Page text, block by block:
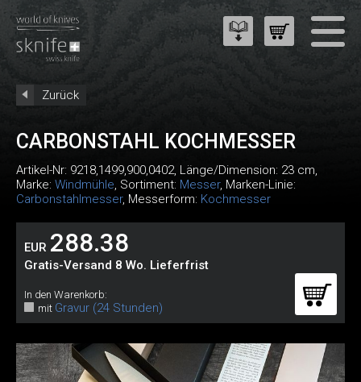
Zurück
CARBONSTAHL KOCHMESSER
Artikel-Nr: 9218,1499,900,0402, Länge/Dimension: 23 cm,
Marke: Windmühle, Sortiment: Messer, Marken-Linie:
Carbonstahlmesser, Messerform: Kochmesser
EUR 288.38
Gratis-Versand 8 Wo. Lieferfrist
In den Warenkorb:
mit Gravur (24 Stunden)